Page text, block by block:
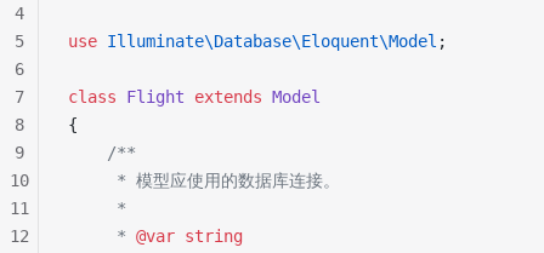
use Illuminate\Database\Eloquent\Model ;
class Flight extends Model
{
    /**
     * 模型应使用的数据库连接。
     *
     *
@var string
4
5
6
7
8
9
10
11
12